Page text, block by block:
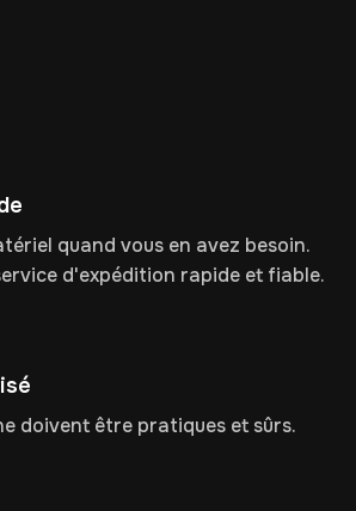
quand vous en avez besoin.
d'expédition rapide et fiable.
doivent être pratiques et sûrs.